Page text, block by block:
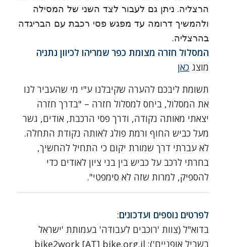
הרצליה. ניתן גם לעבור לצד השני של המסילה
ולהמשיך דרומה עד מפגש פסי רכבת עם הבריגדה
בהרצליה.
המסלול חזרה מצומת כפר שמריהו לכיוון נתניה
מוצג כאן
תשומת ליבכם להערה שקיבלנו ע"י מי שהעביר לנו
את המסלול, ביחס למסלול חזרה – "בדרך חזרה
יצאתי מאותה נקודה, ודרך פסי הרכבת, אודים, גשר
מעל כביש החוף ורמת פולג לאותה נקודת התחלה.
לא עברתי דרך שמורת יקום כי התחיל להחשיך,
בחרתי לרכב על כביש בין בני ציון לאודים כדי
להספיק, למרות שזה לא סימפטי".
לפרטים נוספים ועדכונים:
בדוא"ל (צוות 'רוכבים לעבודה' בעמותת 'ישראל
בשביל אופניים'): bike2work [AT] bike.org.il